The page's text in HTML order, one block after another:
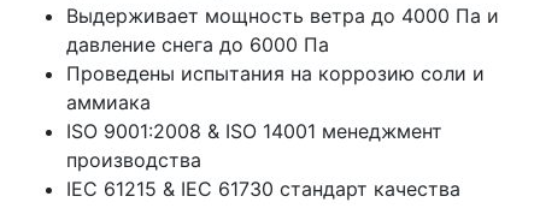
Выдерживает мощность ветра до 4000 Па и
давление снега до 6000 Па
Проведены испытания на коррозию соли и
аммиака
ISO 9001:2008 & ISO 14001 менеджмент
производства
IEC 61215 & IEC 61730 стандарт качества